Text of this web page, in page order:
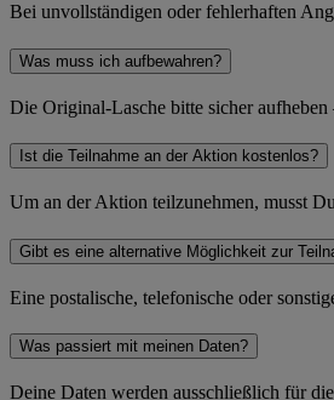
Bei unvollständigen oder fehlerhaften
Was muss ich aufbewahren?
Die Original-Lasche bitte sicher
Ist die Teilnahme an der Aktion kostenlos?
Um an der Aktion teilzunehmen, musst
Gibt es eine alternative Möglichkeit zur
Eine postalische, telefonische oder
Was passiert mit meinen Daten?
Deine Daten werden ausschließlich für